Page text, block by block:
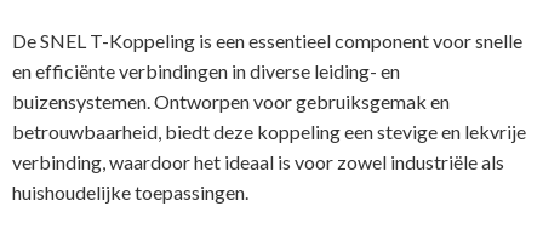
De SNEL T-Koppeling is een essentieel component voor snelle
en efficiënte verbindingen in diverse leiding- en
buizensystemen. Ontworpen voor gebruiksgemak en
betrouwbaarheid, biedt deze koppeling een stevige en lekvrije
verbinding, waardoor het ideaal is voor zowel industriële als
huishoudelijke toepassingen.